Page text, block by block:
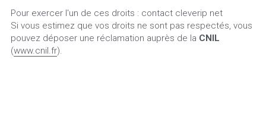
Pour exercer l'un de ces droits : contact cleverip net
Si vous estimez que vos droits ne sont pas respectés, vous
pouvez déposer une réclamation auprès de la CNIL
(www.cnil.fr).